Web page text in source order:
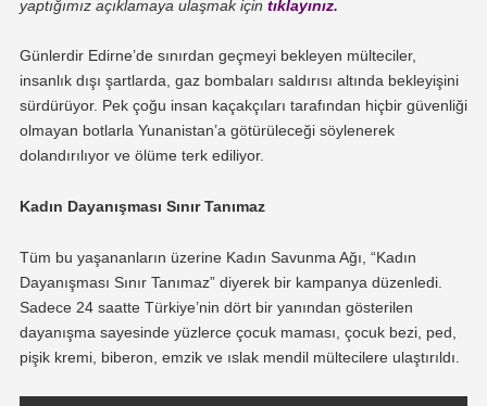
yaptığımız açıklamaya ulaşmak için tıklayınız.
Günlerdir Edirne’de sınırdan geçmeyi bekleyen mülteciler,
insanlık dışı şartlarda, gaz bombaları saldırısı altında bekleyişini
sürdürüyor. Pek çoğu insan kaçakçıları tarafından hiçbir güvenliği
olmayan botlarla Yunanistan’a götürüleceği söylenerek
dolandırılıyor ve ölüme terk ediliyor.
Kadın Dayanışması Sınır Tanımaz
Tüm bu yaşananların üzerine Kadın Savunma Ağı, “Kadın
Dayanışması Sınır Tanımaz” diyerek bir kampanya düzenledi.
Sadece 24 saatte Türkiye’nin dört bir yanından gösterilen
dayanışma sayesinde yüzlerce çocuk maması, çocuk bezi, ped,
pişik kremi, biberon, emzik ve ıslak mendil mültecilere ulaştırıldı.